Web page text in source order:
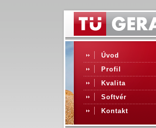
Úvod
Profil
Kvalita
Softvér
Kontakt